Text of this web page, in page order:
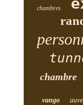
chambres
chambre
vango